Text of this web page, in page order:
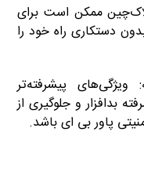
ممکن است برای
دستکاری راه خود را
پیشرفته‌تر
بدافزار و جلوگیری از
پاور بی ای باشد.